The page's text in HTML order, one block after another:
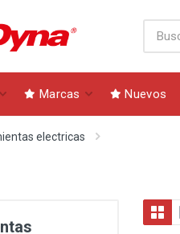
Marcas Nuevos
electricas